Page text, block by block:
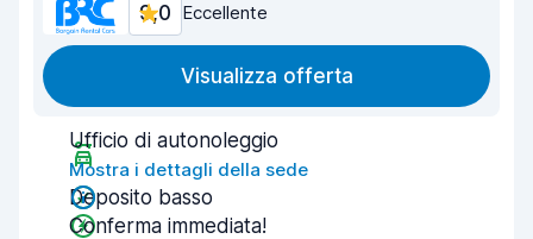
9,0 Eccellente
Visualizza offerta
Ufficio di autonoleggio
Mostra i dettagli della sede
Deposito basso
Conferma immediata!